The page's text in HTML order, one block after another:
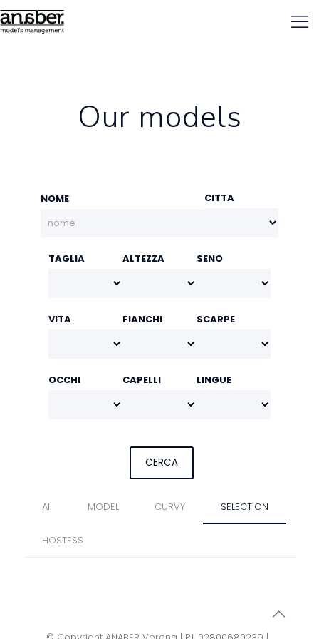
Our models
NOME CITTA
TAGLIA ALTEZZA SENO
VITA FIANCHI SCARPE
OCCHI CAPELLI LINGUE
All MODEL CURVY SELECTION
HOSTESS